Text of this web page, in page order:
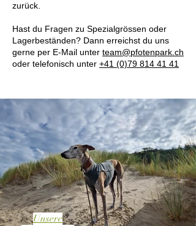
zurück.
Hast du Fragen zu Spezialgrössen oder
Lagerbeständen? Dann erreichst du uns
gerne per E-Mail unter team@pfotenpark.ch
oder telefonisch unter +41 (0)79 814 41 41
Unsere